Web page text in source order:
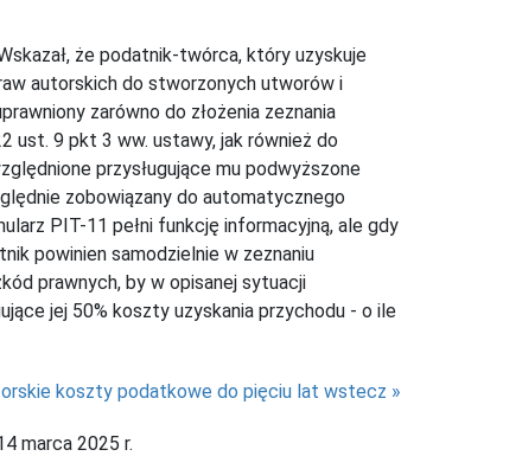
że podatnik-twórca, który uzyskuje
autorskich do stworzonych utworów i
zarówno do złożenia zeznania
ust. 9 pkt 3 ww. ustawy, jak również do
przysługujące mu podwyższone
zobowiązany do automatycznego
PIT-11 pełni funkcję informacyjną, ale gdy
powinien samodzielnie w zeznaniu
prawnych, by w opisanej sytuacji
jej 50% koszty uzyskania przychodu - o ile
koszty podatkowe do pięciu lat wstecz
marca 2025 r.